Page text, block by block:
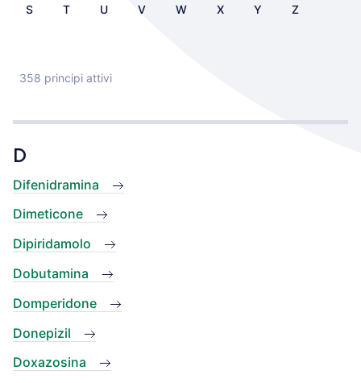
S T U V W X Y Z
358 principi attivi
D
Difenidramina
Dimeticone
Dipiridamolo
Dobutamina
Domperidone
Donepizil
Doxazosina